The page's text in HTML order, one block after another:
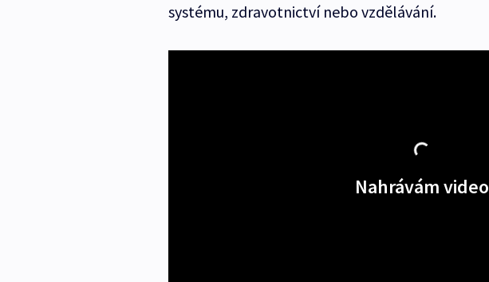
systému, zdravotnictví nebo vzdělávání.
Nahrávám video